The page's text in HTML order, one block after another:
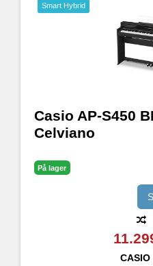
Smart Hybrid
Casio AP-S450
Celviano
På lager
CASIO